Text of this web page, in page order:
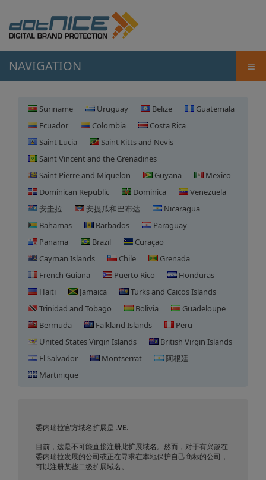
NAVIGATION ≡
Suriname Uruguay Belize
Guatemala
Ecuador
Colombia
Costa Rica
Saint Lucia
Saint Kitts and Nevis
Saint Vincent and the Grenadines
Saint Pierre and Miquelon
Guyana
Mexico
Dominican Republic
Dominica
Venezuela
安圭拉
安提瓜和巴布达
Nicaragua
Bahamas
Barbados
Paraguay
Panama
Brazil
Curaçao
Cayman Islands
Chile
Grenada
French Guiana
Puerto Rico
Honduras
Haiti
Jamaica
Turks and Caicos Islands
Trinidad and Tobago
Bolivia
Guadeloupe
Bermuda
Falkland Islands
Peru
United States Virgin Islands
British Virgin Islands
El Salvador
Montserrat
阿根廷
Martinique
委内瑞拉官方域名扩展是 .VE.
目前，这是不可能直接注册此扩展域名。然而，对于有兴趣在
委内瑞拉发展的公司或正在寻求在本地保护自己商标的公司，
可以注册某些二级扩展域名。